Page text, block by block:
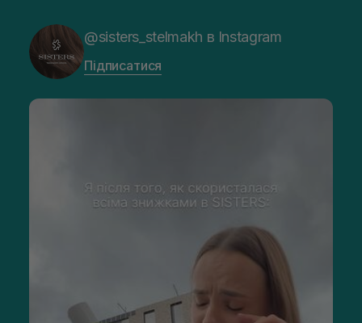
@sisters_stelmakh в Instagram
Підписатися